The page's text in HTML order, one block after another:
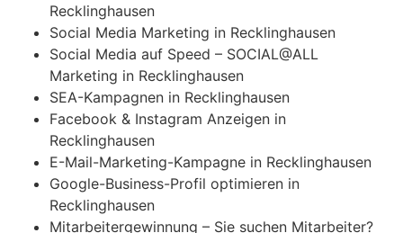
Recklinghausen
Social Media Marketing in Recklinghausen
Social Media auf Speed – SOCIAL@ALL
Marketing in Recklinghausen
SEA-Kampagnen in Recklinghausen
Facebook & Instagram Anzeigen in
Recklinghausen
E-Mail-Marketing-Kampagne in Recklinghausen
Google-Business-Profil optimieren in
Recklinghausen
Mitarbeitergewinnung – Sie suchen Mitarbeiter?